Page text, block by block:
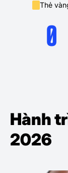
Thẻ
0
Hành
2026